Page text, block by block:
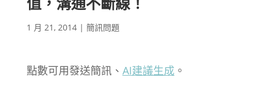
1 月 21, 2014| 簡訊問題
點數可用發送簡訊、 AI建議生成 。